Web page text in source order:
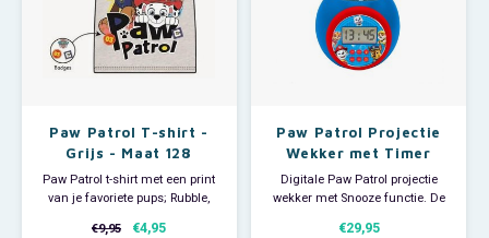
Paw Patrol T-shirt -
Grijs - Maat 128
Paw Patrol t-shirt met een print
van je favoriete pups; Rubble,
€9,95 €4,95
Paw Patrol Projectie
Wekker met Timer
Digitale Paw Patrol projectie
wekker met Snooze functie. De
€29,95